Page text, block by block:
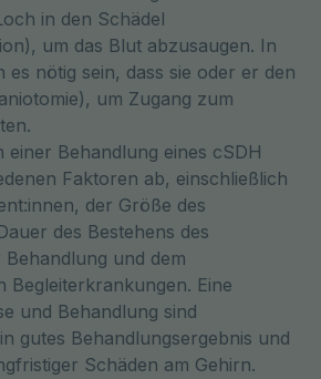
in den Schädel
um das Blut abzusaugen. In
es nötig sein, dass sie oder er den
um Zugang zum
einer Behandlung eines cSDH
Faktoren ab, einschließlich
der Größe des
des Bestehens des
und dem
Begleiterkrankungen. Eine
und Behandlung sind
gutes Behandlungsergebnis und
Schäden am Gehirn.